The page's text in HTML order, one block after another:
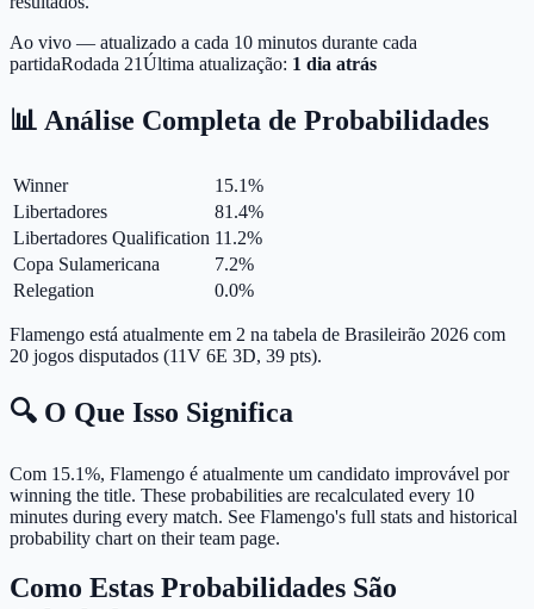
Ao vivo — atualizado a cada 10 minutos durante cada
partidaRodada 21Última atualização: 1 dia atrás
📊 Análise Completa de Probabilidades
Winner 15.1%
Libertadores
81.4%
Libertadores Qualification 11.2%
Copa Sulamericana
7.2%
Relegation
0.0%
Flamengo está atualmente em 2 na tabela de Brasileirão 2026 com
20 jogos disputados (11V 6E 3D, 39 pts).
🔍 O Que Isso Significa
Com 15.1%, Flamengo é atualmente um candidato improvável por
winning the title. These probabilities are recalculated every 10
minutes during every match. See Flamengo's full stats and historical
probability chart on their team page.
Como Estas Probabilidades São